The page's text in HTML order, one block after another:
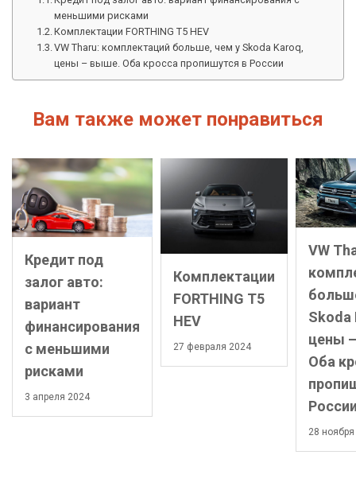
меньшими рисками
Комплектации FORTHING T5 HEV
VW Tharu: комплектаций больше, чем у Skoda Karoq,
цены – выше. Оба кросса пропишутся в России
Вам также может понравиться
Кредит под
залог авто:
вариант
финансирования
с меньшими
рисками
3 апреля 2024
Комплектации
FORTHING T5
HEV
27 февраля 2024
VW
Skoda
цены
Оба
28